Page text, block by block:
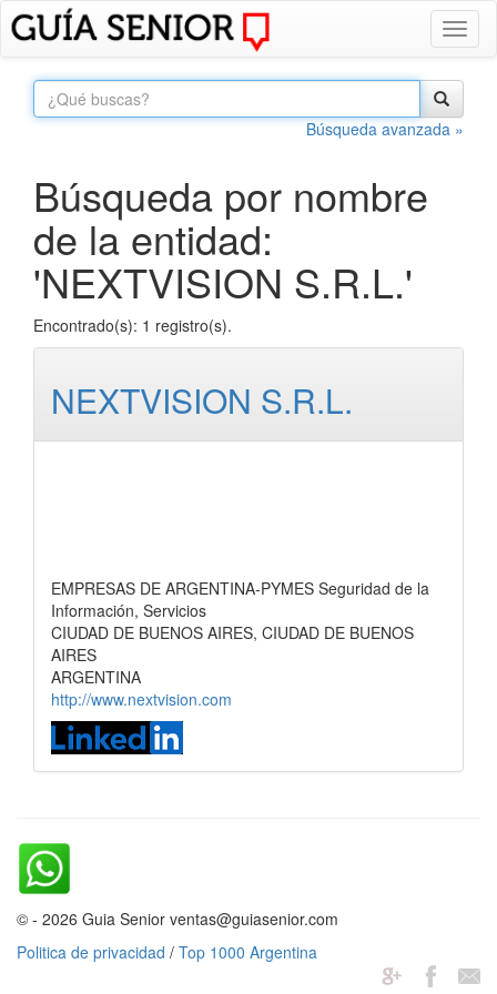
Búsqueda avanzada »
Búsqueda por nombre
de la entidad:
'NEXTVISION S.R.L.'
Encontrado(s): 1 registro(s).
NEXTVISION S.R.L.
EMPRESAS DE ARGENTINA-PYMES Seguridad de la
Información, Servicios
CIUDAD DE BUENOS AIRES, CIUDAD DE BUENOS
AIRES
ARGENTINA
http://www.nextvision.com
© - 2026 Guia Senior ventas@guiasenior.com
Politica de privacidad / Top 1000 Argentina